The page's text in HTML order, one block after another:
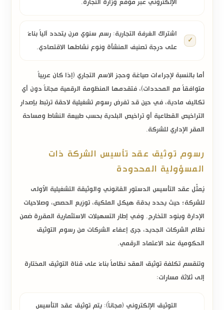
الإلكتروني عبر موقع وزارة التجارة.
اشتراك الغرفة التجارية: رسم سنوي مرن يتحدد آلياً بناءً
على درجة تصنيف المنشأة ونوع نشاطها الاقتصادي.
أما بالنسبة لإجراءات صياغة وحجز الاسم التجاري (إذا كان عربياً
متوافقاً مع المحددات)، فتقدمها المنظومة الرقمية مجاناً دون أي
تكاليف مادية، في حين قد تفرض رسوم تشغيلية لاحقة ترتبط بإصدار
التراخيص القطاعية أو تراخيص البلدية بحسب طبيعة النشاط ومساحة
المقر الإداري للشركة.
رسوم توثيق عقد تأسيس الشركة ذات
المسؤولية المحدودة
يُمثّل عقد التأسيس الدستور القانوني والوثيقة التشغيلية الأولى
للشركة؛ حيث يحدد بدقة هيكل الملكية، توزيع الحصص، وصلاحيات
الإدارة وبنود التخارج. وفي إطار التسهيلات الاستثمارية المقررة ضمن
نظام الشركات الجديد، جرى إعفاء الشركات من رسوم التوثيق
الحكومية عند الاعتماد الرقمي.
وتنقسم تكلفة توثيق العقد نظاماً بناءً على قناة التوثيق المختارة
إلى ثلاثة مسارات:
التوثيق الإلكتروني (مجاناً): يتم توثيق عقد التأسيس